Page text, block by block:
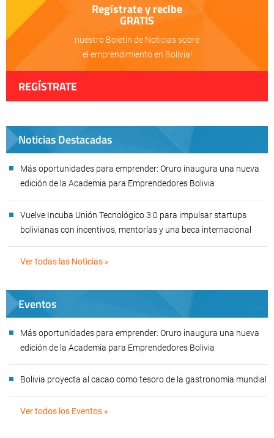
Regístrate y recibe
GRATIS
nuestro Boletín de Noticias sobre
el emprendimiento en Bolivia!
REGÍSTRATE
Noticias Destacadas
Más oportunidades para emprender: Oruro inaugura una nueva
edición de la Academia para Emprendedores Bolivia
Vuelve Incuba Unión Tecnológico 3.0 para impulsar startups
bolivianas con incentivos, mentorías y una beca internacional
Ver todas las Noticias »
Eventos
Más oportunidades para emprender: Oruro inaugura una nueva
edición de la Academia para Emprendedores Bolivia
Bolivia proyecta al cacao como tesoro de la gastronomía mundial
Ver todos los Eventos »